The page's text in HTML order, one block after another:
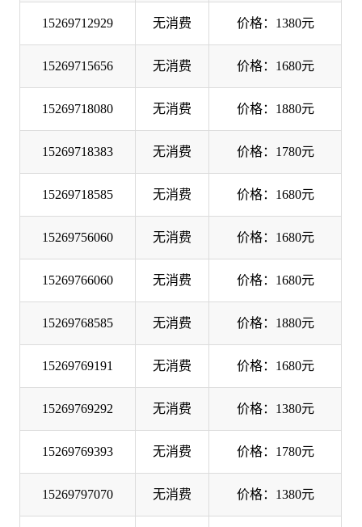
15269712929 无消费 价格：1380元
15269715656 无消费 价格：1680元
15269718080 无消费 价格：1880元
15269718383 无消费 价格：1780元
15269718585 无消费 价格：1680元
15269756060 无消费 价格：1680元
15269766060 无消费 价格：1680元
15269768585 无消费 价格：1880元
15269769191 无消费 价格：1680元
15269769292 无消费 价格：1380元
15269769393 无消费 价格：1780元
15269797070 无消费 价格：1380元